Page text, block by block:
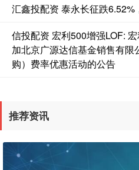
汇鑫投配资 泰永长征跌
信投配资 宏利500增强LOF:
加北京广源达信基金销售有
购）费率优惠活动的公告
推荐资讯